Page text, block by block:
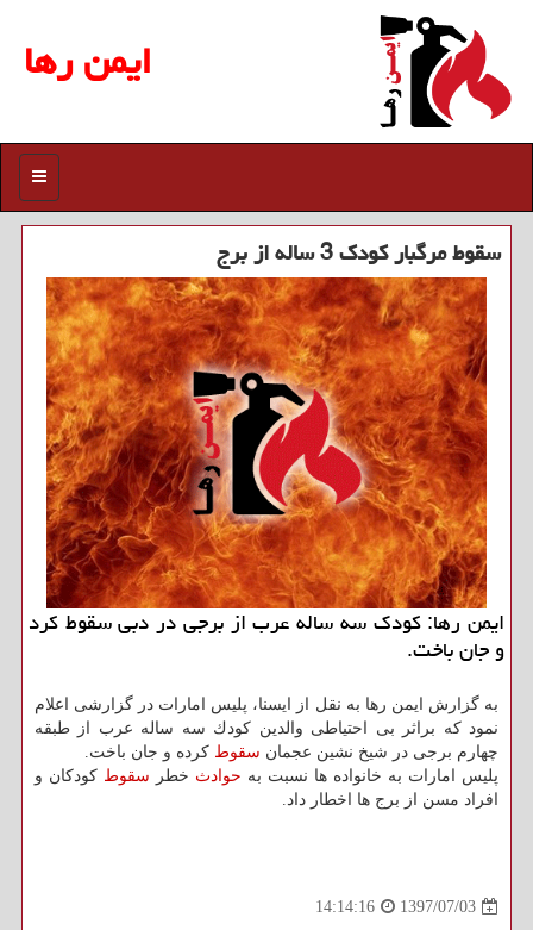
ایمن رها
منو
سقوط مرگبار كودك 3 ساله از برج
ایمن رها: كودك سه ساله عرب از برجی در دبی سقوط كرد
و جان باخت.
به گزارش ایمن رها به نقل از ایسنا، پلیس امارات در گزارشی اعلام
نمود كه براثر بی احتیاطی والدین كودك سه ساله عرب از طبقه
چهارم برجی در شیخ نشین عجمان سقوط كرده و جان باخت.
پلیس امارات به خانواده ها نسبت به حوادث خطر سقوط كودكان و
افراد مسن از برج ها اخطار داد.
1397/07/03
14:14:16